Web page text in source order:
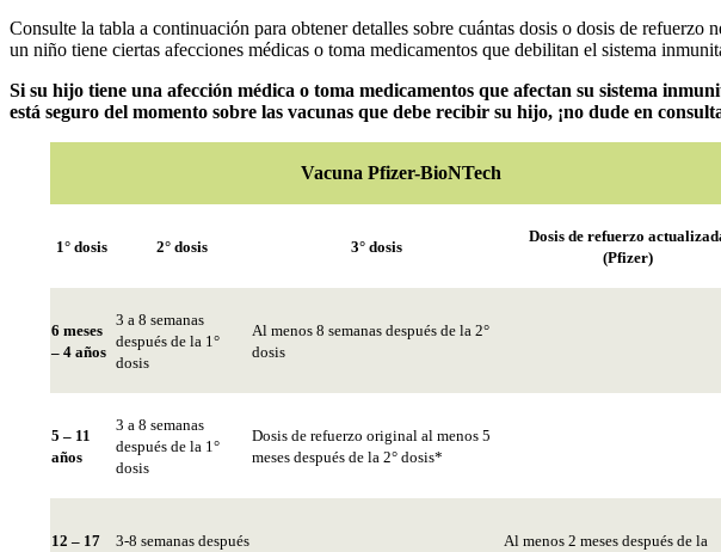
Consulte la tabla a continuación para obtener detalles sobre cuántas dosis o dosis de
un niño tiene ciertas afecciones médicas o toma medicamentos que debilitan el sistema
Si su hijo tiene una afección médica o toma medicamentos que afectan su sistema
está seguro del momento sobre las vacunas que debe recibir su hijo, ¡no dude en
Vacuna Pfizer-BioNTech
1° dosis 2° dosis 3° dosis
Dosis de refuerzo
(Pfizer)
6 meses
– 4 años
3 a 8 semanas
después de la 1°
dosis
Al menos 8 semanas después de la 2°
dosis
5 – 11
años
3 a 8 semanas
después de la 1°
dosis
Dosis de refuerzo original al menos 5
meses después de la 2° dosis*
12 – 17
3-8 semanas después
Al menos 2 meses después de la